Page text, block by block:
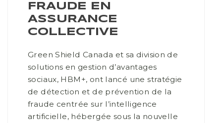
FRAUDE EN
ASSURANCE
COLLECTIVE
Green Shield Canada et sa division de
solutions en gestion d’avantages
sociaux, HBM+, ont lancé une stratégie
de détection et de prévention de la
fraude centrée sur l’intelligence
artificielle, hébergée sous la nouvelle